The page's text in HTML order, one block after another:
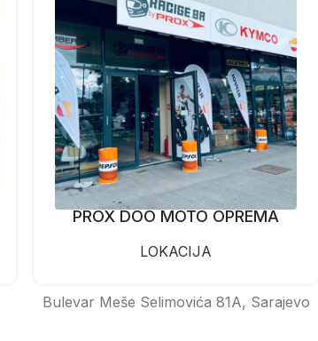
PROX DOO MOTO OPREMA
LOKACIJA
Bulevar Meše Selimovića 81A, Sarajevo